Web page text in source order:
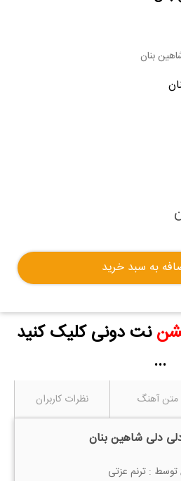
بنان
به سبد خرید
نت دونی کلیک کنید
...
متن آهنگ نظرات کاربران
دلی شاهین بنان
: ترنم عزتی